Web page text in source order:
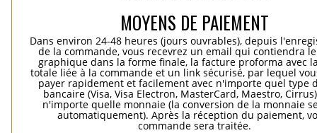
MOYENS DE PAIEMENT
Dans environ 24-48 heures (jours ouvrables), depuis
de la commande, vous recevrez un email qui contiendra
graphique dans la forme finale, la facture proforma avec
totale liée à la commande et un link sécurisé, par lequel
payer rapidement et facilement avec n'importe quel type
bancaire (Visa, Visa Electron, MasterCard, Maestro,
n'importe quelle monnaie (la conversion de la monnaie
automatiquement). Après la réception du paiement,
commande sera traitée.